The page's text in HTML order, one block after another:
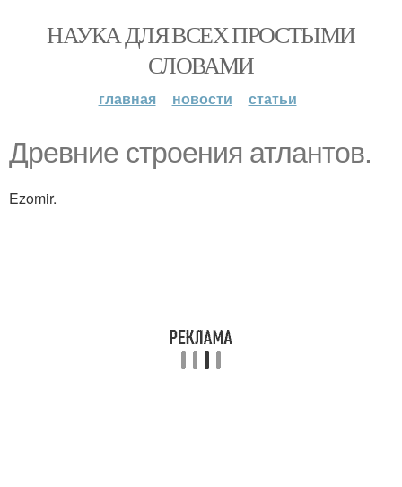
НАУКА ДЛЯ ВСЕХ ПРОСТЫМИ
СЛОВАМИ
главная новости статьи
Древние строения атлантов.
Ezomir.